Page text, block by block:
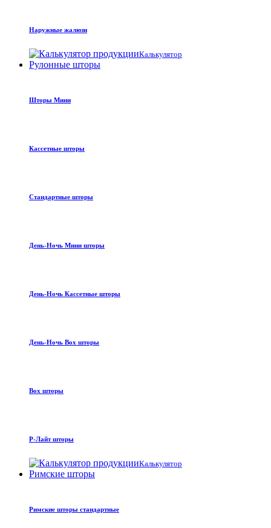
Наружные жалюзи
Калькулятор
Рулонные шторы
Шторы Мини
Кассетные шторы
Стандартные шторы
День-Ночь Мини шторы
День-Ночь Кассетные шторы
День-Ночь Box шторы
Box шторы
Р-Лайт шторы
Калькулятор
Римские шторы
Римские шторы стандартные